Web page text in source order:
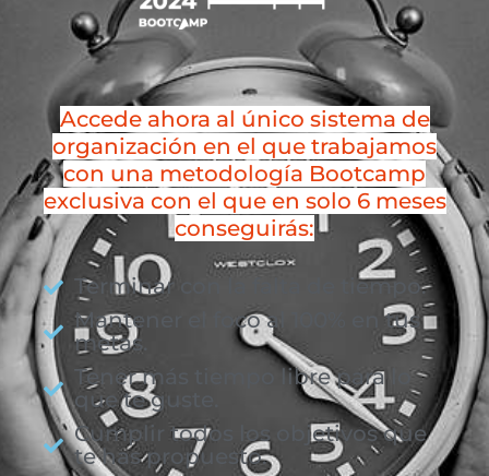
Accede ahora al único sistema de
organización en el que trabajamos
con una metodología Bootcamp
exclusiva con el que en solo 6 meses
conseguirás:
Terminar con la falta de tiempo.
Mantener el foco al 100% en tus
metas.
Tener más tiempo libre para lo
que te guste.
Cumplir todos los objetivos que
te has propuesto.